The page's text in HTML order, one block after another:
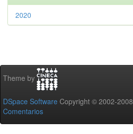
2020
Theme by
DSpace Software Copyright © 2002-2008
Comentarios